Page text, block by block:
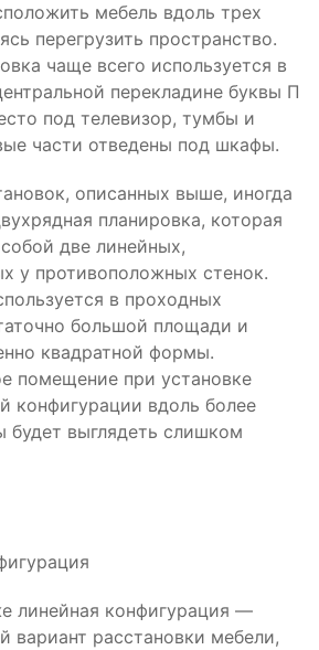
мебель вдоль трех
перегрузить пространство.
чаще всего используется в
перекладине буквы П
под телевизор, тумбы и
части отведены под шкафы.
описанных выше, иногда
планировка, которая
две линейных,
у противоположных стенок.
в проходных
большой площади и
квадратной формы.
помещение при установке
конфигурации вдоль более
будет выглядеть слишком
линейная конфигурация —
вариант расстановки мебели,